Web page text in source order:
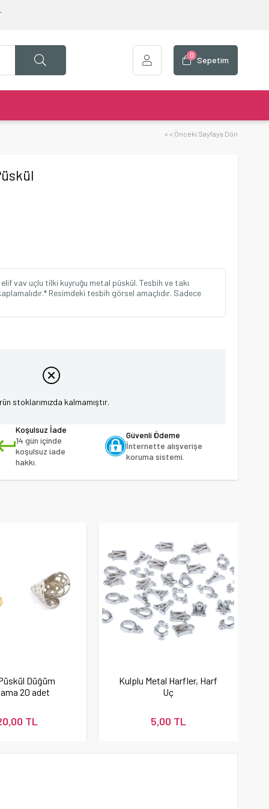
Sepetim
0
< < Önceki Sayfaya Dön
vav uçlu tilki kuyruğu metal püskül. Tesbih ve takı
Resimdeki tesbih görsel amaçlıdır. Sadece
stoklarımızda kalmamıştır.
Koşulsuz İade
14 gün içinde
koşulsuz iade
hakkı.
Güvenli Ödeme
İnternette alışverişe
koruma sistemi.
Düğüm
20 adet
TL
Kulplu Metal Harfler, Harf
Uç
5,00 TL